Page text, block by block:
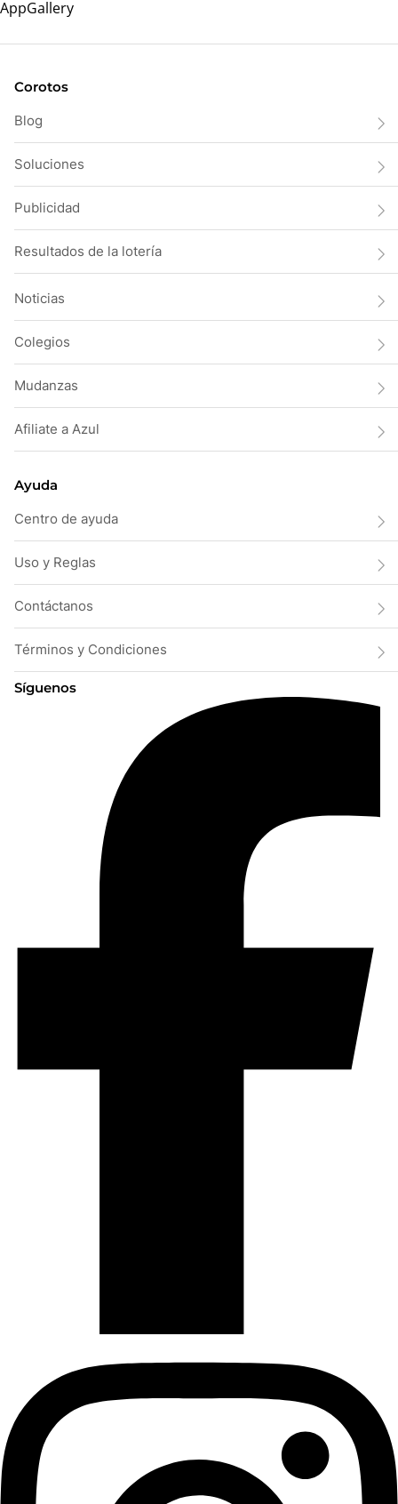
Corotos
Blog
Soluciones
Publicidad
Resultados de la lotería
Noticias
Colegios
Mudanzas
Afiliate a Azul
Ayuda
Centro de ayuda
Uso y Reglas
Contáctanos
Términos y Condiciones
Síguenos